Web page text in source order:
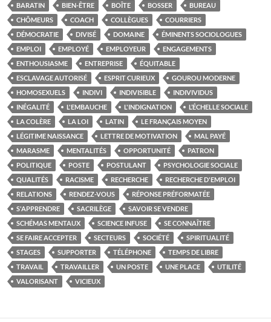
BARATIN
BIEN-ÊTRE BOÎTE BOSSER
BUREAU
CHÔMEURS
COACH COLLÈGUES
COURRIERS
DÉMOCRATIE
DIVISÉ DOMAINE
ÉMINENTS SOCIOLOGUES
EMPLOI
EMPLOYÉ EMPLOYEUR
ENGAGEMENTS
ENTHOUSIASME
ENTREPRISE
ÉQUITABLE
ESCLAVAGE AUTORISÉ
ESPRIT CURIEUX
GOUROU MODERNE
HOMOSEXUELS
INDIVI INDIVISIBLE
INDIVIVIDUS
INÉGALITÉ
L'EMBAUCHE L'INDIGNATION
L’ÉCHELLE SOCIALE
LA COLÈRE
LA LOI LATIN
LE FRANÇAIS MOYEN
LÉGITIME NAISSANCE
LETTRE DE MOTIVATION
MAL PAYÉ
MARASME
MENTALITÉS OPPORTUNITÉ
PATRON
POLITIQUE
POSTE POSTULANT
PSYCHOLOGIE SOCIALE
QUALITÉS
RACISME RECHERCHE
RECHERCHE D'EMPLOI
RELATIONS
RENDEZ-VOUS
RÉPONSE PRÉFORMATÉE
S'APPRENDRE
SACRILÈGE
SAVOIR SE VENDRE
SCHÉMAS MENTAUX
SCIENCE INFUSE
SE CONNAÎTRE
SE FAIRE ACCEPTER
SECTEURS SOCIÉTÉ
SPIRITUALITÉ
STAGES
SUPPORTER TÉLÉPHONE
TEMPS DE LIBRE
TRAVAIL
TRAVAILLER UN POSTE UNE PLACE
UTILITÉ
VALORISANT
VICIEUX